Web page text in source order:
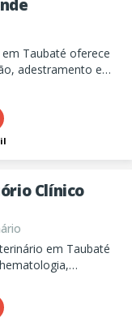
adestramento e
Clínico
em Taubaté